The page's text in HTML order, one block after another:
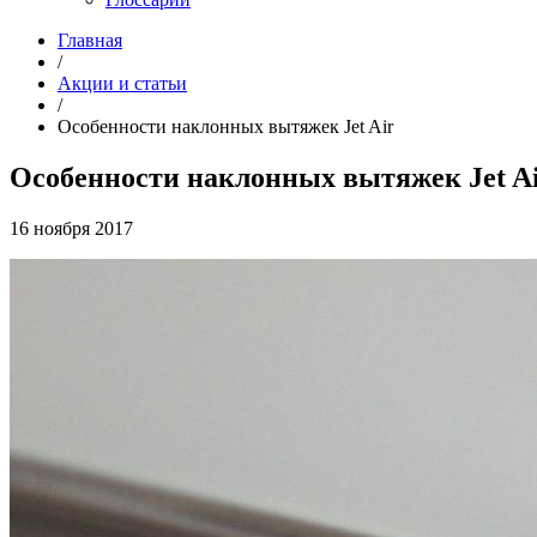
Главная
/
Акции и статьи
/
Особенности наклонных вытяжек Jet Air
Особенности наклонных вытяжек Jet
16 ноября 2017